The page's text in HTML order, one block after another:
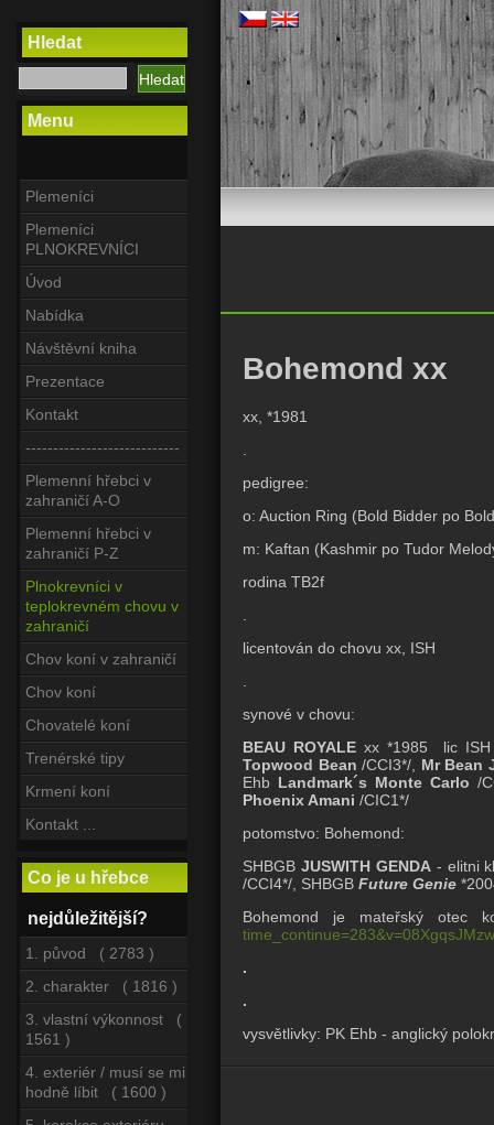
Hledat
Menu
Plemeníci
Plemeníci
PLNOKREVNÍCI
Úvod
Nabídka
Návštěvní kniha
Prezentace
Kontakt
----------------------------
Plemenní hřebci v
zahraničí A-O
Plemenní hřebci v
zahraničí P-Z
Plnokrevníci v
teplokrevném chovu v
zahraničí
Chov koní v zahraničí
Chov koní
Chovatelé koní
Trenérské tipy
Krmení koní
Kontakt ...
Co je u hřebce
nejdůležitější?
1. původ ( 2783 )
2. charakter ( 1816 )
3. vlastní výkonnost (
1561 )
4. exteriér / musí se mi
hodně líbit ( 1600 )
Bohemond xx
xx, *1981
pedigree:
o: Auction Ring (Bold Bidder po
m: Kaftan (Kashmir po Tudor
rodina TB2f
licentován do chovu xx, ISH
synové v chovu:
BEAU ROYALExx *1985 lic
Topwood Bean /CCI3*/, Mr Bean
Ehb Landmark´s Monte Carlo /
Phoenix Amani /CIC1*/
potomstvo: Bohemond:
SHBGB JUSWITH GENDA- elitni
/CCI4*/, SHBGB Future Genie
Bohemond je mateřský otec
.
.
vysvětlivky: PK Ehb - anglický